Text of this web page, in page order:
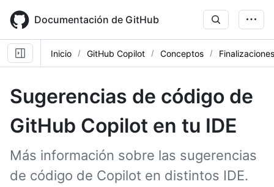
main
content
Documentación de GitHub
Inicio GitHub Copilot Conceptos Finalizaciones
Sugerencias de código de
GitHub Copilot en tu IDE
Más información sobre las sugerencias
de código de Copilot en distintos IDE.